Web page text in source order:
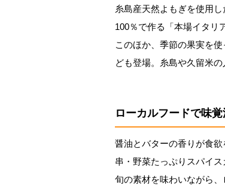
糸島産天然よもぎを使用
100％で作る「本場イタリ
このほか、季節の果実を
ども登場。糸島や久留米
ローカルフードで味覚
醤油とバターの香りが食
串・野菜たっぷりスパイ
旬の素材を味わいながら、